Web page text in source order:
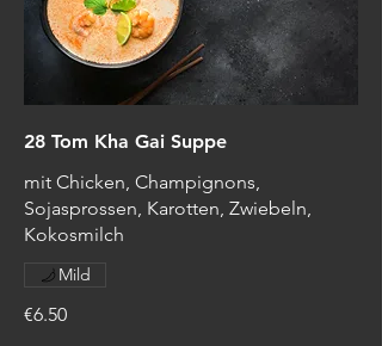
28 Tom Kha Gai Suppe
mit Chicken, Champignons,
Sojasprossen, Karotten, Zwiebeln,
Kokosmilch
€6.50
Mild